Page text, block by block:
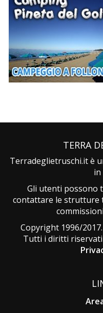
TERRA
Terradeglietruschi.it è
in
Gli utenti possono
contattare le strutture
Copyright 1996/
Tutti i diritti